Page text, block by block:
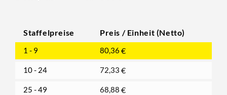
Staffelpreise Preis / Einheit (Netto)
1 - 9 80,36 €
10 - 24 72,33 €
25 - 49 68,88 €